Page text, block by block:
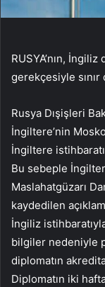
RUSYA’nın,
gerekçesiyle sınır
Rusya Dışişleri
İngiltere’nin
İngiltere
Bu sebeple
Maslahatgüzarı
kaydedilen
İngiliz
bilgiler nedeniyle
diplomatın
Diplomatın iki